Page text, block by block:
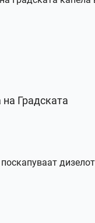
Градската